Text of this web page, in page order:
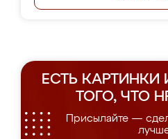
ЕСТЬ КАРТИНКИ
ТОГО, ЧТО
Присылайте —